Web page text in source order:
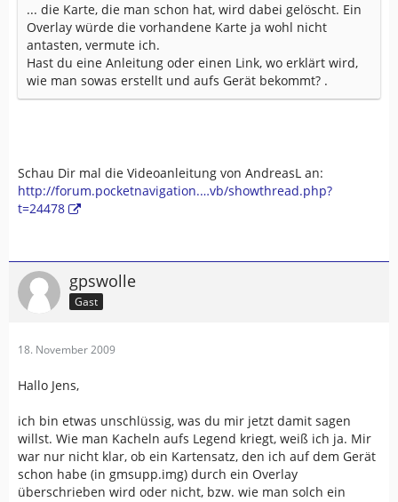
... die Karte, die man schon hat, wird dabei gelöscht. Ein
Overlay würde die vorhandene Karte ja wohl nicht
antasten, vermute ich.
Hast du eine Anleitung oder einen Link, wo erklärt wird,
wie man sowas erstellt und aufs Gerät bekommt? .
Schau Dir mal die Videoanleitung von AndreasL an:
http://forum.pocketnavigation.…vb/showthread.php?
t=24478
gpswolle
Gast
18. November 2009
Hallo Jens,
ich bin etwas unschlüssig, was du mir jetzt damit sagen
willst. Wie man Kacheln aufs Legend kriegt, weiß ich ja. Mir
war nur nicht klar, ob ein Kartensatz, den ich auf dem Gerät
schon habe (in gmsupp.img) durch ein Overlay
überschrieben wird oder nicht, bzw. wie man solch ein